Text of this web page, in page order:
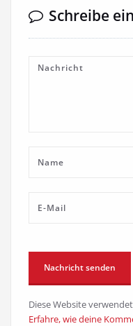
Schreibe
Diese Website
Erfahre, wie deine